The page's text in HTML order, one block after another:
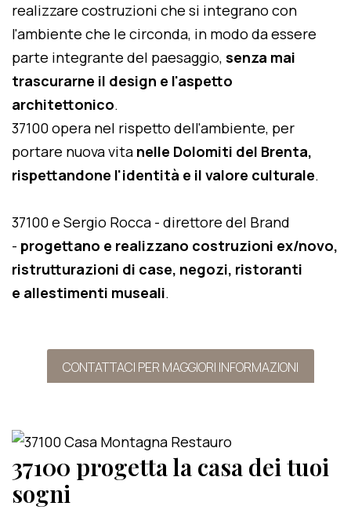
realizzare costruzioni che si integrano con
l'ambiente che le circonda, in modo da essere
parte integrante del paesaggio, senza mai
trascurarne il design e l'aspetto
architettonico.
37100 opera nel rispetto dell'ambiente, per
portare nuova vita nelle Dolomiti del Brenta,
rispettandone l'identità e il valore culturale.
37100 e Sergio Rocca - direttore del Brand
- progettano e realizzano costruzioni ex/novo,
ristrutturazioni di case, negozi, ristoranti
e allestimenti museali.
CONTATTACI PER MAGGIORI INFORMAZIONI
37100 progetta la casa dei tuoi
sogni